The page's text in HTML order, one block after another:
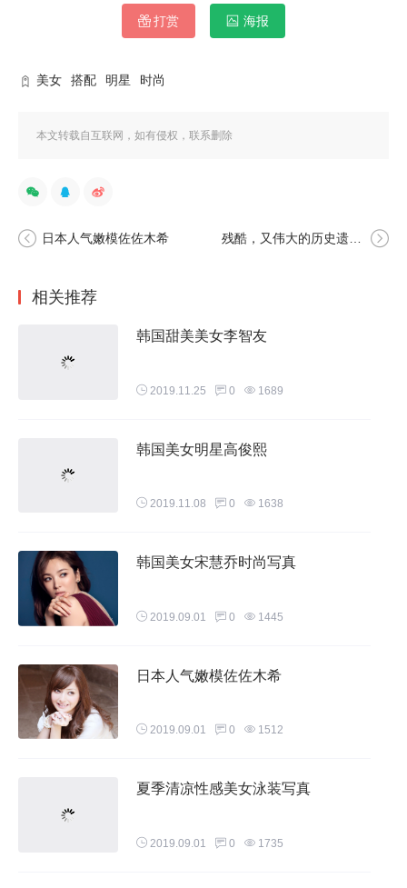
打赏 海报
美女 搭配 明星 时尚
本文转载自互联网，如有侵权，联系删除
日本人气嫩模佐佐木希 残酷，又伟大的历史遗迹，罗马斗兽场
相关推荐
韩国甜美美女李智友
2019.11.25 0 1689
韩国美女明星高俊熙
2019.11.08 0 1638
韩国美女宋慧乔时尚写真
2019.09.01 0 1445
日本人气嫩模佐佐木希
2019.09.01 0 1512
夏季清凉性感美女泳装写真
2019.09.01 0 1735